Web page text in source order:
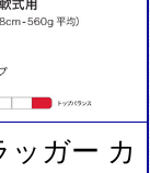
ッガー カ